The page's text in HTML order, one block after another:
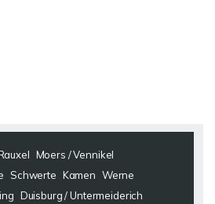
Moers / Vennikel
Schwerte Kamen Werne
Duisburg / Untermeiderich